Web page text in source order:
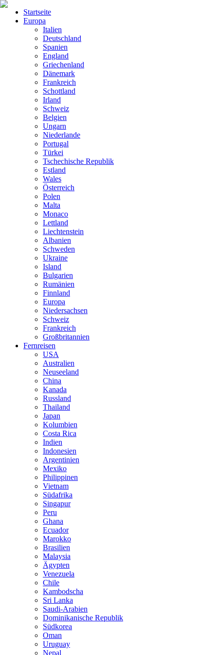
Startseite
Europa
Italien
Deutschland
Spanien
England
Griechenland
Dänemark
Frankreich
Schottland
Irland
Schweiz
Belgien
Ungarn
Niederlande
Portugal
Türkei
Tschechische Republik
Estland
Wales
Österreich
Polen
Malta
Monaco
Lettland
Liechtenstein
Albanien
Schweden
Ukraine
Island
Bulgarien
Rumänien
Finnland
Europa
Niedersachsen
Schweiz
Frankreich
Großbritannien
Fernreisen
USA
Australien
Neuseeland
China
Kanada
Russland
Thailand
Japan
Kolumbien
Costa Rica
Indien
Indonesien
Argentinien
Mexiko
Philippinen
Vietnam
Südafrika
Singapur
Peru
Ghana
Ecuador
Marokko
Brasilien
Malaysia
Ägypten
Venezuela
Chile
Kambodscha
Sri Lanka
Saudi-Arabien
Dominikanische Republik
Südkorea
Oman
Uruguay
Nepal